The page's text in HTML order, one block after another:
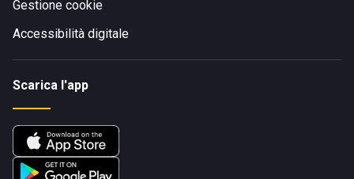
Gestione cookie
Accessibilità digitale
Scarica l'app